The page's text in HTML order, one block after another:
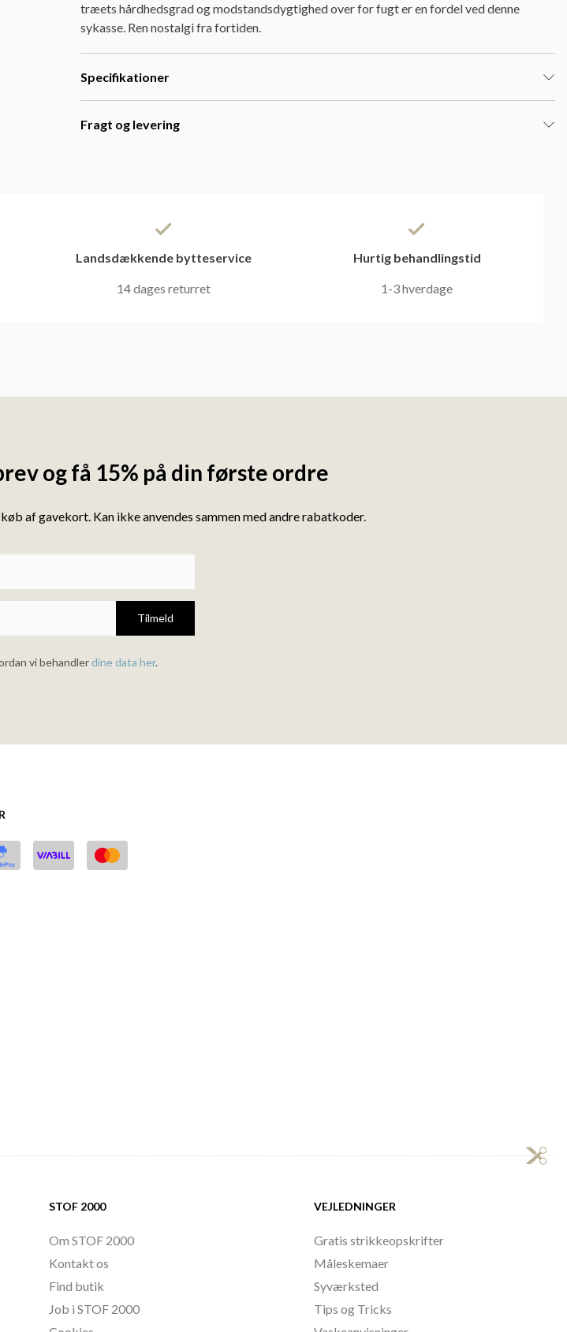
træets hårdhedsgrad og modstandsdygtighed over for fugt er en fordel ved denne
sykasse. Ren nostalgi fra fortiden.
Specifikationer
Fragt og levering
Landsdækkende bytteservice
14 dages returret
Hurtig behandlingstid
1-3 hverdage
og få 15% på din første ordre
af gavekort. Kan ikke anvendes sammen med andre rabatkoder.
Tilmeld
vi behandlerdine data her.
STOF 2000
Om STOF 2000
Kontakt os
Find butik
Job i STOF 2000
VEJLEDNINGER
Gratis strikkeopskrifter
Måleskemaer
Syværksted
Tips og Tricks